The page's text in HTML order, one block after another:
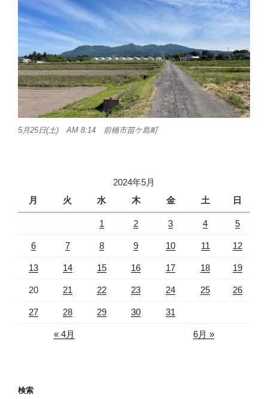
5月25日(土) AM 8:14 前橋市苗ケ島町
2024年5月
月
火 水 木 金 土 日
1 2 3 4 5
6 7 8 9 10 11 12
13 14 15 16 17 18 19
20 21 22 23 24 25 26
27 28 29 30 31
« 4月 6月 »
検索